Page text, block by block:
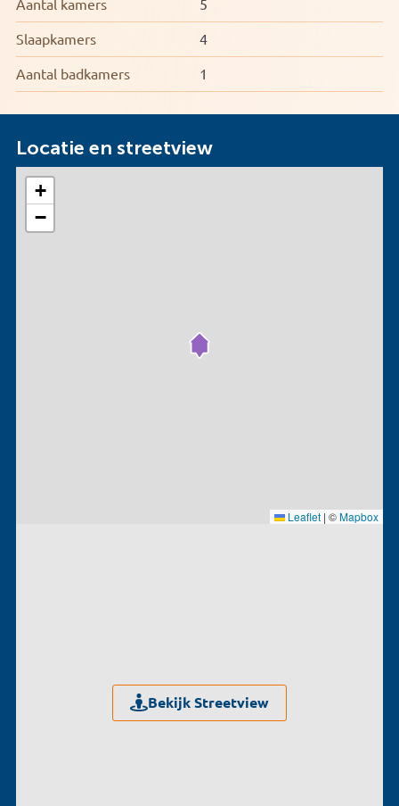
Aantal kamers 5
Slaapkamers 4
Aantal badkamers 1
Locatie en streetview
+
−
Leaflet | ©Mapbox
Bekijk Streetview